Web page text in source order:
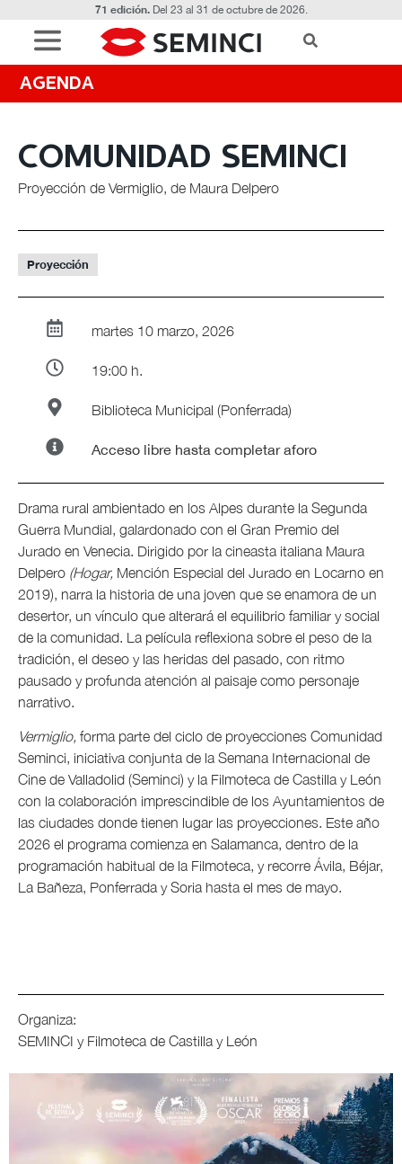
71 edición.Del 23 al 31 de octubre de 2026.
AGENDA
COMUNIDAD SEMINCI
Proyección de Vermiglio, de Maura Delpero
Proyección
martes 10 marzo, 2026
19:00 h.
Biblioteca Municipal (Ponferrada)
Acceso libre hasta completar aforo
Drama rural ambientado en los Alpes durante la Segunda
Guerra Mundial, galardonado con el Gran Premio del
Jurado en Venecia. Dirigido por la cineasta italiana Maura
Delpero (Hogar, Mención Especial del Jurado en Locarno en
2019), narra la historia de una joven que se enamora de un
desertor, un vínculo que alterará el equilibrio familiar y social
de la comunidad. La película reflexiona sobre el peso de la
tradición, el deseo y las heridas del pasado, con ritmo
pausado y profunda atención al paisaje como personaje
narrativo.
Vermiglio, forma parte del ciclo de proyecciones Comunidad
Seminci, iniciativa conjunta de la Semana Internacional de
Cine de Valladolid (Seminci) y la Filmoteca de Castilla y León
con la colaboración imprescindible de los Ayuntamientos de
las ciudades donde tienen lugar las proyecciones. Este año
2026 el programa comienza en Salamanca, dentro de la
programación habitual de la Filmoteca, y recorre Ávila, Béjar,
La Bañeza, Ponferrada y Soria hasta el mes de mayo.
Organiza:
SEMINCI y Filmoteca de Castilla y León